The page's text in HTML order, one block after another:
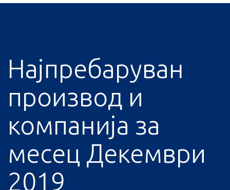
Најпребаруван
производ и
компанија за
месец Декември
2019